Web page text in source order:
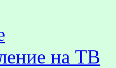
на TВ